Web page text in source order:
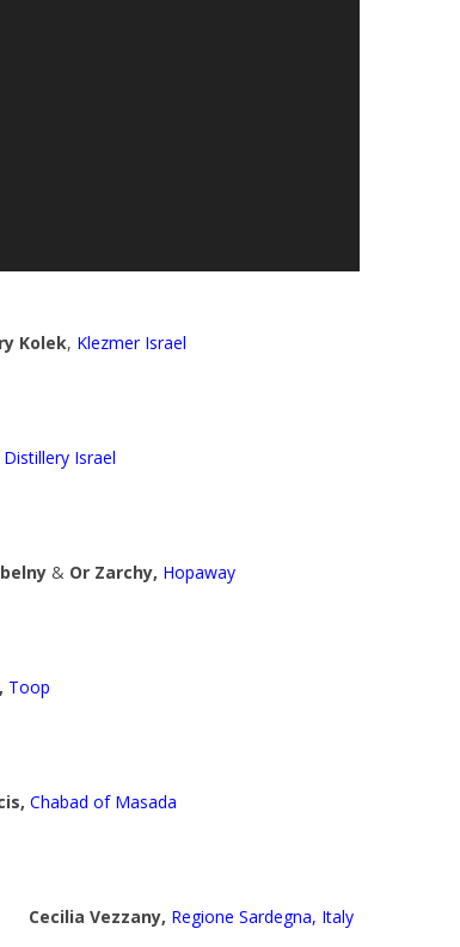
Kolek, Klezmer Israel
Israel
& Or Zarchy, Hopaway
Toop
Chabad of Masada
Cecilia Vezzany, Regione Sardegna, Italy